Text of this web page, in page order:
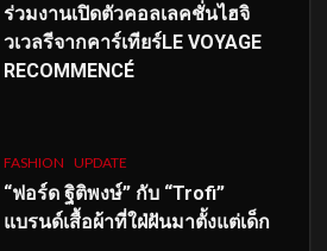
ร่วมงานเปิดตัวคอลเลคชั่นไฮจิ
วเวลรีจากคาร์เทียร์LE VOYAGE
RECOMMENCÉ
FASHION UPDATE
“ฟอร์ด ฐิติพงษ์” กับ “Trofi”
แบรนด์เสื้อผ้าที่ใฝ่ฝันมาตั้งแต่เด็ก